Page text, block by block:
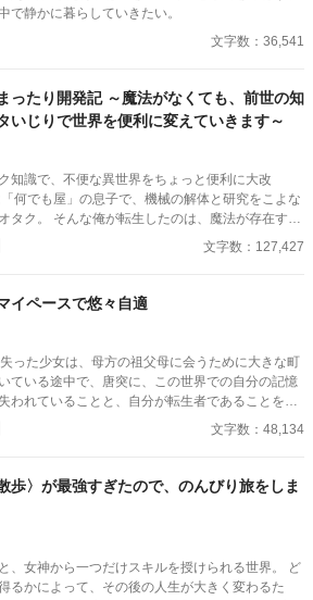
で静かに暮らしていきたい。
文字数：36,541
ったり開発記 ～魔法がなくても、前世の知
いじりで世界を便利に変えていきます～
知識で、不便な異世界をちょっと便利に大改
タク。 そんな俺が転生したのは、魔法が存在する
便な中世レベルのファンタジー世界だった。 しか
る貧乏男爵家の三男坊という、家督の重圧もない
の血が騒がないわけがない！ 風で飛んでいく
』 それが屋敷中で大絶賛されたのを皮切りに、気
冶職人や、利益の匂いに敏い若き女商人を巻き込
ょっと便利なモノづくり」はどんどんエスカレー
トもない。 けれど、前
、三男坊の領地開発記！
文字数：127,427
イペースで悠々自適
った少女は、母方の祖父母に会うために大きな町
ている途中で、唐突に、この世界での自分の記憶
われていることと、自分が転生者であることを理
せた前世の記憶は、自分の名前と好きだった手芸
係が原因で学校というたくさん人がいるところで
ことを許された、10歳の少女の‟日常生活”を綴っ
たことで言葉遣いが子
ことがありますが、温かい目で見守っていただけ
人公で書き
。 好きしか詰め込んでいませんが、楽しんでいた
ましたが、文章は
文字数：48,134
歩〉が最強すぎたので、のんびり旅をしま
、女神から一つだけスキルを授けられる世界。 ど
るかによって、その後の人生が大きく変わるた